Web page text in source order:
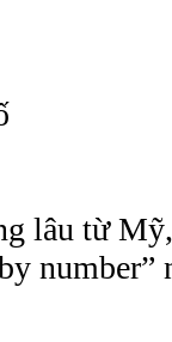
lâu từ
number”